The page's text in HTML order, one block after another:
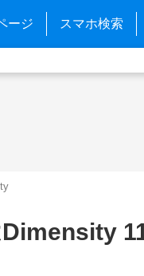
ージ スマホ検索